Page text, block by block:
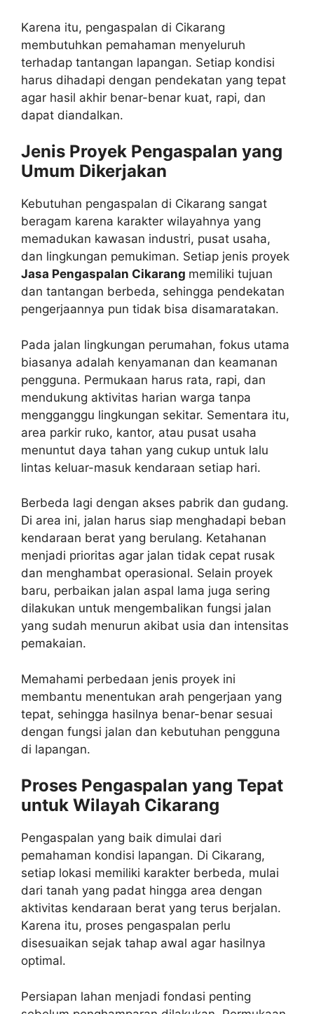
Karena itu, pengaspalan di Cikarang
membutuhkan pemahaman menyeluruh
terhadap tantangan lapangan. Setiap kondisi
harus dihadapi dengan pendekatan yang tepat
agar hasil akhir benar-benar kuat, rapi, dan
dapat diandalkan.
Jenis Proyek Pengaspalan yang
Umum Dikerjakan
Kebutuhan pengaspalan di Cikarang sangat
beragam karena karakter wilayahnya yang
memadukan kawasan industri, pusat usaha,
dan lingkungan pemukiman. Setiap jenis proyek
Jasa Pengaspalan Cikarang memiliki tujuan
dan tantangan berbeda, sehingga pendekatan
pengerjaannya pun tidak bisa disamaratakan.
Pada jalan lingkungan perumahan, fokus utama
biasanya adalah kenyamanan dan keamanan
pengguna. Permukaan harus rata, rapi, dan
mendukung aktivitas harian warga tanpa
mengganggu lingkungan sekitar. Sementara itu,
area parkir ruko, kantor, atau pusat usaha
menuntut daya tahan yang cukup untuk lalu
lintas keluar-masuk kendaraan setiap hari.
Berbeda lagi dengan akses pabrik dan gudang.
Di area ini, jalan harus siap menghadapi beban
kendaraan berat yang berulang. Ketahanan
menjadi prioritas agar jalan tidak cepat rusak
dan menghambat operasional. Selain proyek
baru, perbaikan jalan aspal lama juga sering
dilakukan untuk mengembalikan fungsi jalan
yang sudah menurun akibat usia dan intensitas
pemakaian.
Memahami perbedaan jenis proyek ini
membantu menentukan arah pengerjaan yang
tepat, sehingga hasilnya benar-benar sesuai
dengan fungsi jalan dan kebutuhan pengguna
di lapangan.
Proses Pengaspalan yang Tepat
untuk Wilayah Cikarang
Pengaspalan yang baik dimulai dari
pemahaman kondisi lapangan. Di Cikarang,
setiap lokasi memiliki karakter berbeda, mulai
dari tanah yang padat hingga area dengan
aktivitas kendaraan berat yang terus berjalan.
Karena itu, proses pengaspalan perlu
disesuaikan sejak tahap awal agar hasilnya
optimal.
Persiapan lahan menjadi fondasi penting